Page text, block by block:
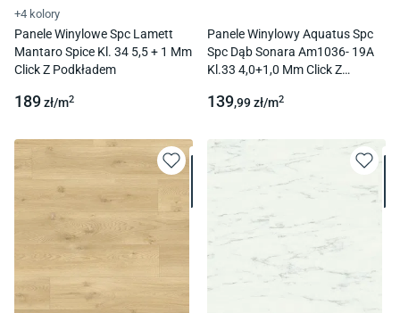
+4 kolory
Panele Winylowe Spc Lamett
Mantaro Spice Kl. 34 5,5 + 1 Mm
Click Z Podkładem
189zł/m2
Panele Winylowy Aquatus Spc
Spc Dąb Sonara Am1036- 19A
Kl.33 4,0+1,0 Mm Click Z
139,99zł/m2